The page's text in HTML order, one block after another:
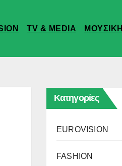
TV & MEDIA ΜΟΥΣΙΚΗ
Κατηγορίες
EUROVISION
FASHION